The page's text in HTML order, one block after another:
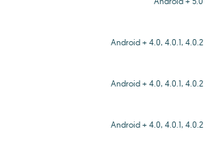
Android + 4.0, 4.0.1, 4.0.2
Android + 4.0, 4.0.1, 4.0.2
Android + 4.0, 4.0.1, 4.0.2